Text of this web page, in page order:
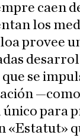
caen
los
provee
se
para
«Estatut»